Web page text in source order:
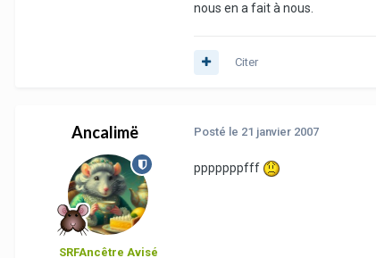
nous en a fait à nous.
Citer
Ancalimë
SRFAncêtre Avisé
Posté le 21 janvier 2007
pppppppfff